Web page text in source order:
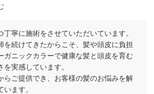
丁寧に施術をさせていただいています。
を続けてきたからこそ、髪や頭皮に負担
ガニックカラーで健康な髪と頭皮を育む
実感しています。
らご提供でき、お客様の髪のお悩みを解
ます。